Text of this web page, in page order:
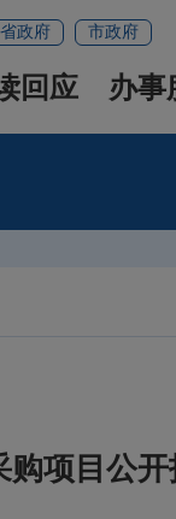
省政府 市政府
回应 办事
购项目公